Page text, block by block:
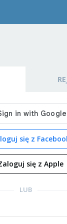
się z
się z Apple
LUB